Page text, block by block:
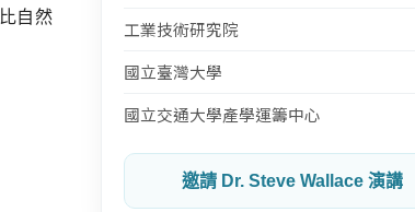
自然
工業技術研究院
國立臺灣大學
國立交通大學產學運籌中心
邀請 Dr. Steve Wallace 演講